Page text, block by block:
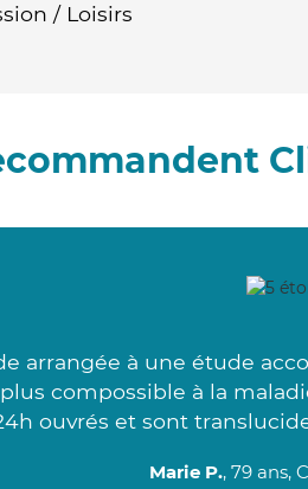
/ Loisirs
arrangée à une étude
compossible à la
ouvrés et sont
Marie P., 79 ans,